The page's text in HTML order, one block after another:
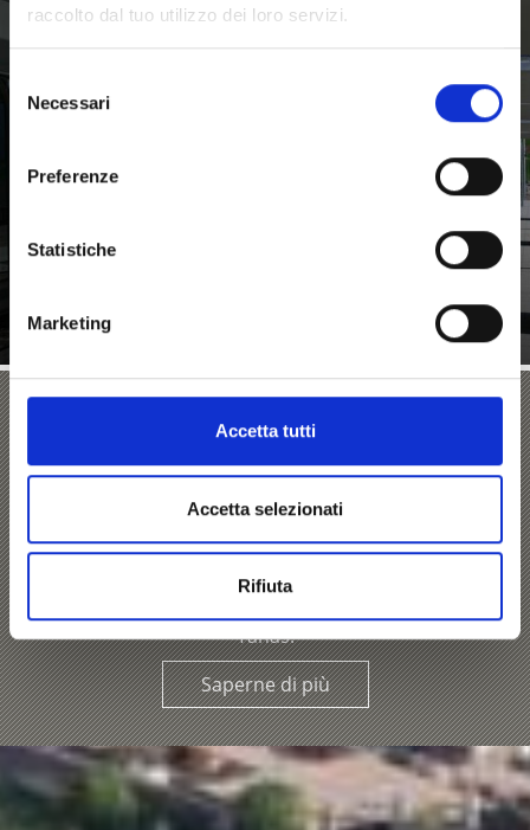
raccolto dal tuo utilizzo dei loro servizi.
Selezione
delNecessari
Preferenze
Statistiche
Marketing
Accetta tutti
Accetta selezionati
Rifiuta
La navetta di Lasa
Il citybus di Lasa porta i viaggiatori quattro volte al
del Monte Sole della Val Venosta. Da Tanas si dipartono
un’apprezzata tappa del trekking di più giorni lungo l’Alta
Tanas.
Saperne di più